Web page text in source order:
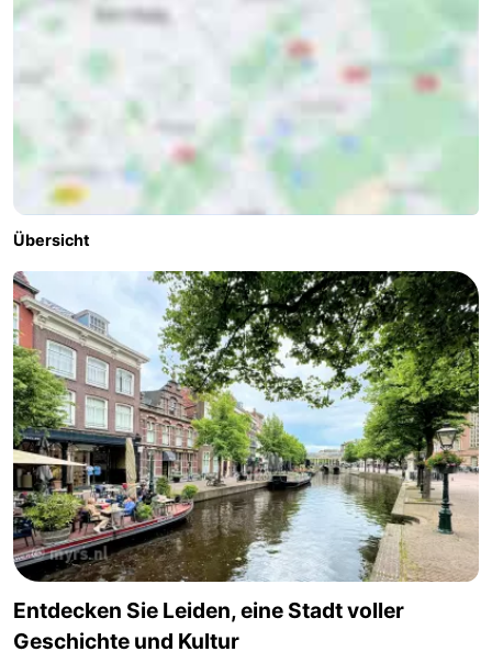
Übersicht
Entdecken Sie Leiden, eine Stadt voller
Geschichte und Kultur